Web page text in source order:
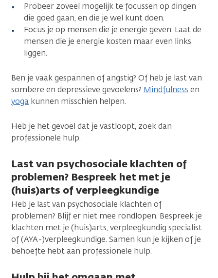
Probeer zoveel mogelijk te focussen op dingen
die goed gaan, en die je wel kunt doen.
Focus je op mensen die je energie geven. Laat de
mensen die je energie kosten maar even links
liggen.
Ben je vaak gespannen of angstig? Of heb je last van
sombere en depressieve gevoelens? Mindfulness en
yoga kunnen misschien helpen.
Heb je het gevoel dat je vastloopt, zoek dan
professionele hulp.
Last van psychosociale klachten of
problemen? Bespreek het met je
(huis)arts of verpleegkundige
Heb je last van psychosociale klachten of
problemen? Blijf er niet mee rondlopen. Bespreek je
klachten met je (huis)arts, verpleegkundig specialist
of (AYA-)verpleegkundige. Samen kun je kijken of je
behoefte hebt aan professionele hulp.